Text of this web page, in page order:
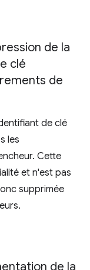
de la
clé
de
de clé
les
Cette
et n'est pas
supprimée
de la